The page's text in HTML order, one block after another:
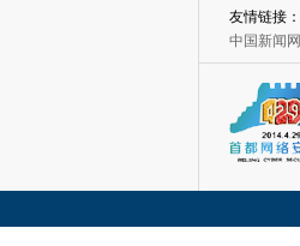
友情链接：
中国新闻网